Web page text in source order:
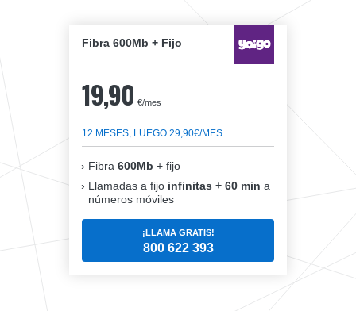
Fibra 600Mb + Fijo
19,90 €/mes
12 MESES, LUEGO 29,90€/MES
Fibra 600Mb + fijo
Llamadas a fijo infinitas + 60 min a
números móviles
¡LLAMA GRATIS!
800 622 393